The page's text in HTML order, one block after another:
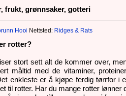
frukt, grønnsaker, gotteri
Hooi Nettsted: Ridges & Rats
rotter?
stort sett alt de kommer over,
måltid med de vitaminer,
enkleste er å kjøpe ferdig tørrfor i
til rotter. Har du mange rotter lønner